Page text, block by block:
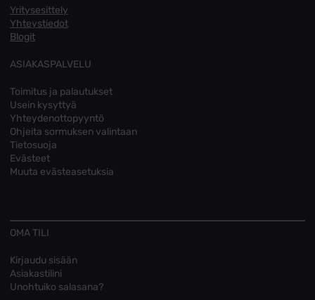
Yritysesittely
Yhteystiedot
Blogit
ASIAKASPALVELU
Toimitus ja palautukset
Usein kysyttyä
Yhteydenottopyyntö
Ohjeita sormuksen valintaan
Tietosuoja
Evästeet
Muuta evästeasetuksia
OMA TILI
Kirjaudu sisään
Asiakastilini
Unohtuiko salasana?